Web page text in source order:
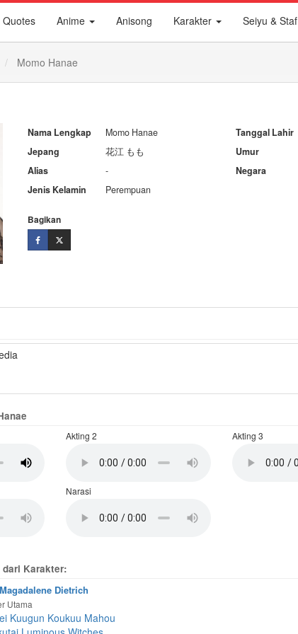
Quotes Anime Anisong Karakter Seiyu & Staf
Momo Hanae
Nama Lengkap
Momo Hanae
Jepang
花江 もも
Alias
-
Jenis Kelamin
Perempuan
Tanggal Lahir
Umur
Negara
Bagikan
Akting 2 Akting 3
Narasi
dari Karakter:
Dietrich
Utama
Kuugun Koukuu Mahou